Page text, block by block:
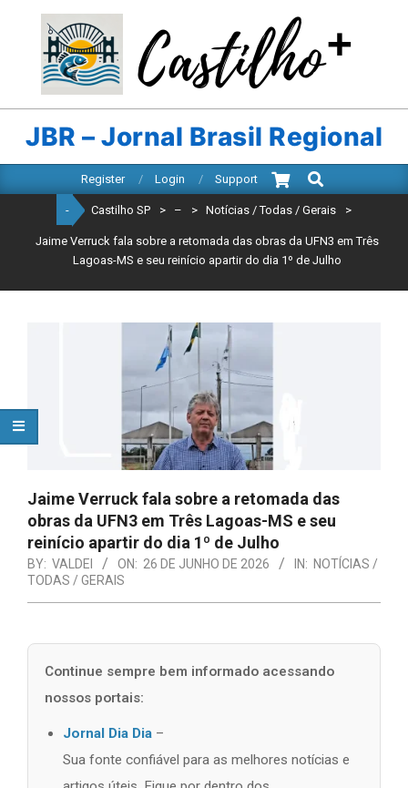
content
CASTILHO
SP
JBR – Jornal Brasil Regional
Navigation
Register Login Support
Search
- Castilho SP > – > Notícias / Todas / Gerais >
Jaime Verruck fala sobre a retomada das obras da UFN3 em Três
Lagoas-MS e seu reinício apartir do dia 1º de Julho
Jaime Verruck fala sobre a retomada das
obras da UFN3 em Três Lagoas-MS e seu
reinício apartir do dia 1º de Julho
BY: VALDEI ON: 26 DE JUNHO DE 2026 IN: NOTÍCIAS /
TODAS / GERAIS
Continue sempre bem informado acessando
nossos portais:
Jornal Dia Dia –
Sua fonte confiável para as melhores notícias e